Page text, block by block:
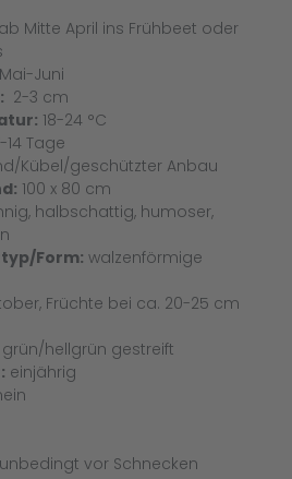
ab Mitte April ins Frühbeet oder
Mai-Juni
2-3 cm
18-24 °C
14 Tage
Kübel/geschützter Anbau
100 x 80 cm
halbschattig, humoser,
Form: walzenförmige
Früchte bei ca. 20-25 cm
grün/hellgrün gestreift
einjährig
vor Schnecken